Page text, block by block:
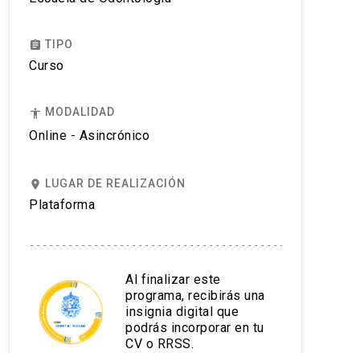
assignment TIPO
Curso
accessibility MODALIDAD
Online - Asincrónico
place LUGAR DE REALIZACIÓN
Plataforma
Al finalizar este
programa, recibirás una
insignia digital que
podrás incorporar en tu
CV o RRSS.